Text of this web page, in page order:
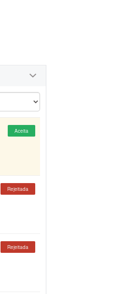
Aceita
Rejeitada
Rejeitada